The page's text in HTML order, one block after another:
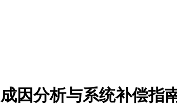
因分析与系统补偿指